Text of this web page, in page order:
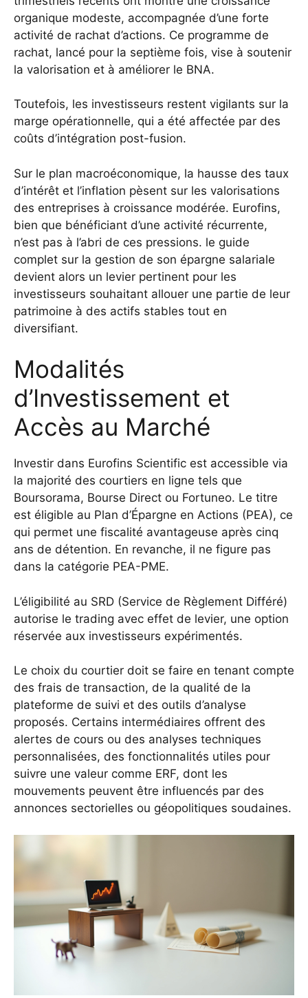
organique modeste, accompagnée d’une forte
activité de rachat d’actions. Ce programme de
rachat, lancé pour la septième fois, vise à soutenir
la valorisation et à améliorer le BNA.
Toutefois, les investisseurs restent vigilants sur la
marge opérationnelle, qui a été affectée par des
coûts d’intégration post-fusion.
Sur le plan macroéconomique, la hausse des taux
d’intérêt et l’inflation pèsent sur les valorisations
des entreprises à croissance modérée. Eurofins,
bien que bénéficiant d’une activité récurrente,
n’est pas à l’abri de ces pressions. le guide
complet sur la gestion de son épargne salariale
devient alors un levier pertinent pour les
investisseurs souhaitant allouer une partie de leur
patrimoine à des actifs stables tout en
diversifiant.
Modalités
d’Investissement et
Accès au Marché
Investir dans Eurofins Scientific est accessible via
la majorité des courtiers en ligne tels que
Boursorama, Bourse Direct ou Fortuneo. Le titre
est éligible au Plan d’Épargne en Actions (PEA), ce
qui permet une fiscalité avantageuse après cinq
ans de détention. En revanche, il ne figure pas
dans la catégorie PEA-PME.
L’éligibilité au SRD (Service de Règlement Différé)
autorise le trading avec effet de levier, une option
réservée aux investisseurs expérimentés.
Le choix du courtier doit se faire en tenant compte
des frais de transaction, de la qualité de la
plateforme de suivi et des outils d’analyse
proposés. Certains intermédiaires offrent des
alertes de cours ou des analyses techniques
personnalisées, des fonctionnalités utiles pour
suivre une valeur comme ERF, dont les
mouvements peuvent être influencés par des
annonces sectorielles ou géopolitiques soudaines.